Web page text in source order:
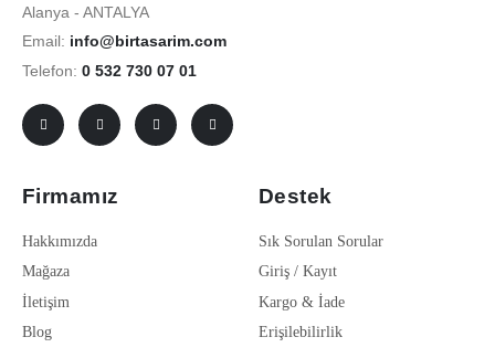
Alanya - ANTALYA
Email: info@birtasarim.com
Telefon: 0 532 730 07 01
Firmamız
Hakkımızda
Mağaza
İletişim
Blog
Destek
Sık Sorulan Sorular
Giriş / Kayıt
Kargo & İade
Erişilebilirlik